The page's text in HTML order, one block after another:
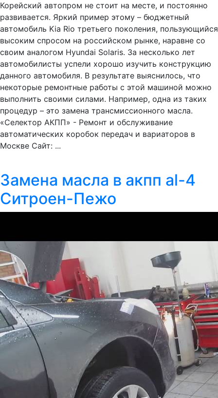
Корейский автопром не стоит на месте, и постоянно
развивается. Яркий пример этому – бюджетный
автомобиль Kia Rio третьего поколения, пользующийся
высоким спросом на российском рынке, наравне со
своим аналогом Hyundai Solaris. За несколько лет
автомобилисты успели хорошо изучить конструкцию
данного автомобиля. В результате выяснилось, что
некоторые ремонтные работы с этой машиной можно
выполнить своими силами. Например, одна из таких
процедур – это замена трансмиссионного масла.
«Селектор АКПП» - Ремонт и обслуживание
автоматических коробок передач и вариаторов в
Москве Сайт: ...
Замена масла в акпп al-4
Ситроен-Пежо